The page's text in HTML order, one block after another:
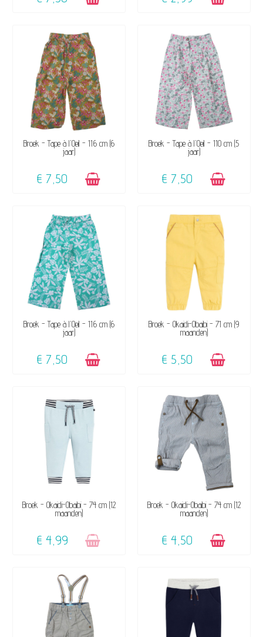
BESCHIKBAAR
Broek - Tape à l'Oeil - 116 cm (6
jaar)
€ 7,50
BESCHIKBAAR
Broek - Tape à l'Oeil - 110 cm (5
jaar)
€ 7,50
BESCHIKBAAR
Broek - Tape à l'Oeil - 116 cm (6
jaar)
€ 7,50
BESCHIKBAAR
Broek - Okaidi-Obaibi - 71 cm (9
maanden)
€ 5,50
NIET OP VOORRAAD
Broek - Okaidi-Obaibi - 74 cm (12
maanden)
€ 4,99
BESCHIKBAAR
Broek - Okaidi-Obaibi - 74 cm (12
maanden)
€ 4,50